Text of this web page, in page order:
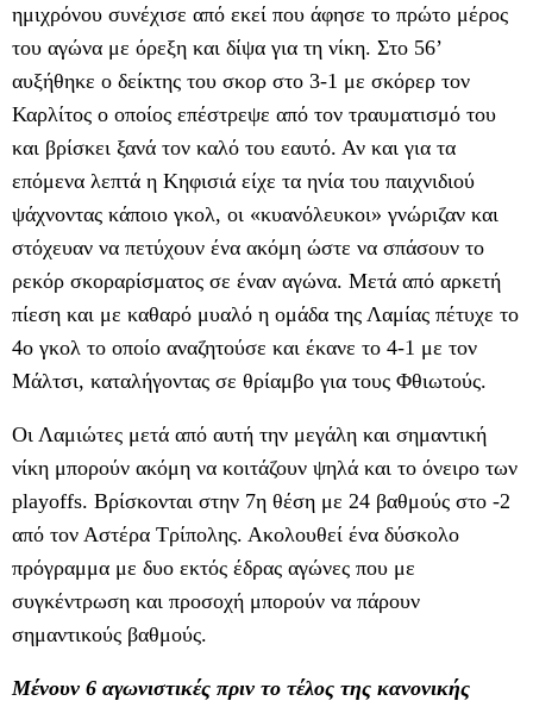
ημιχρόνου συνέχισε από εκεί που άφησε το πρώτο μέρος
του αγώνα με όρεξη και δίψα για τη νίκη. Στο 56’
αυξήθηκε ο δείκτης του σκορ στο 3-1 με σκόρερ τον
Καρλίτος ο οποίος επέστρεψε από τον τραυματισμό του
και βρίσκει ξανά τον καλό του εαυτό. Αν και για τα
επόμενα λεπτά η Κηφισιά είχε τα ηνία του παιχνιδιού
ψάχνοντας κάποιο γκολ, οι «κυανόλευκοι» γνώριζαν και
στόχευαν να πετύχουν ένα ακόμη ώστε να σπάσουν το
ρεκόρ σκοραρίσματος σε έναν αγώνα. Μετά από αρκετή
πίεση και με καθαρό μυαλό η ομάδα της Λαμίας πέτυχε το
4ο γκολ το οποίο αναζητούσε και έκανε το 4-1 με τον
Μάλτσι, καταλήγοντας σε θρίαμβο για τους Φθιωτούς.
Οι Λαμιώτες μετά από αυτή την μεγάλη και σημαντική
νίκη μπορούν ακόμη να κοιτάζουν ψηλά και το όνειρο των
playoffs. Βρίσκονται στην 7η θέση με 24 βαθμούς στο -2
από τον Αστέρα Τρίπολης. Ακολουθεί ένα δύσκολο
πρόγραμμα με δυο εκτός έδρας αγώνες που με
συγκέντρωση και προσοχή μπορούν να πάρουν
σημαντικούς βαθμούς.
Μένουν 6 αγωνιστικές πριν το τέλος της κανονικής